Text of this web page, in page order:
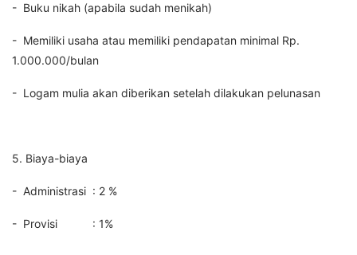
- Buku nikah (apabila sudah menikah)
- Memiliki usaha atau memiliki pendapatan minimal Rp.
1.000.000/bulan
- Logam mulia akan diberikan setelah dilakukan pelunasan
5. Biaya-biaya
- Administrasi : 2 %
- Provisi : 1%